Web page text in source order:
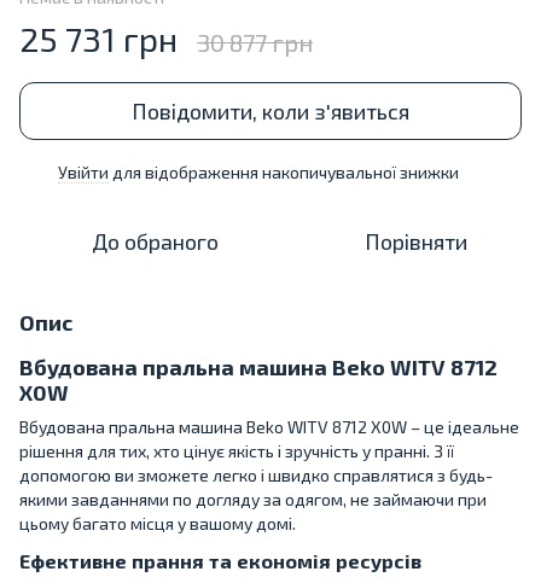
25 731 грн 30 877 грн
Повідомити, коли з'явиться
Увійти для відображення накопичувальної знижки
До обраного Порівняти
Опис
Вбудована пральна машина Beko WITV 8712
X0W
Вбудована пральна машина Beko WITV 8712 X0W – це ідеальне
рішення для тих, хто цінує якість і зручність у пранні. З її
допомогою ви зможете легко і швидко справлятися з будь-
якими завданнями по догляду за одягом, не займаючи при
цьому багато місця у вашому домі.
Ефективне прання та економія ресурсів